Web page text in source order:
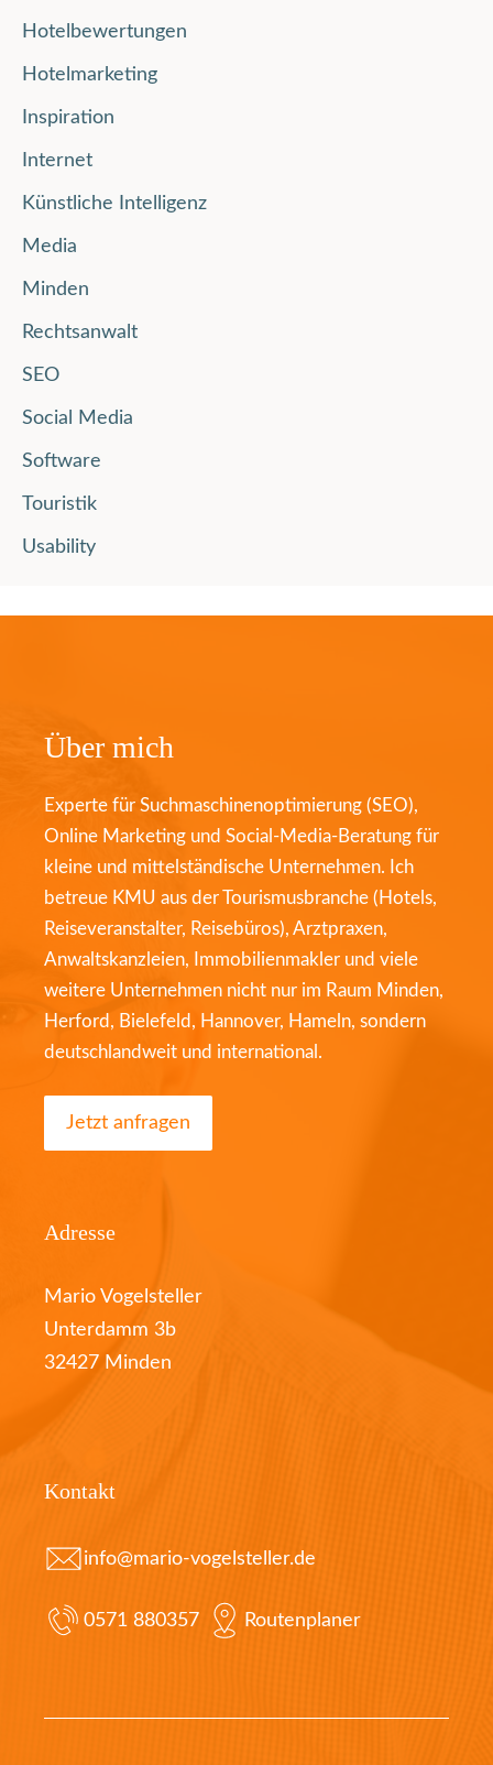
Hotelbewertungen
Hotelmarketing
Inspiration
Internet
Künstliche Intelligenz
Media
Minden
Rechtsanwalt
SEO
Social Media
Software
Touristik
Usability
Über mich
Experte für Suchmaschinenoptimierung (SEO),
Online Marketing und Social-Media-Beratung für
kleine und mittelständische Unternehmen. Ich
betreue KMU aus der Tourismusbranche (Hotels,
Reiseveranstalter, Reisebüros), Arztpraxen,
Anwaltskanzleien, Immobilienmakler und viele
weitere Unternehmen nicht nur im Raum Minden,
Herford, Bielefeld, Hannover, Hameln, sondern
deutschlandweit und international.
Jetzt anfragen
Adresse
Mario Vogelsteller
Unterdamm 3b
32427 Minden
Kontakt
info@mario-vogelsteller.de
0571 880357 Routenplaner